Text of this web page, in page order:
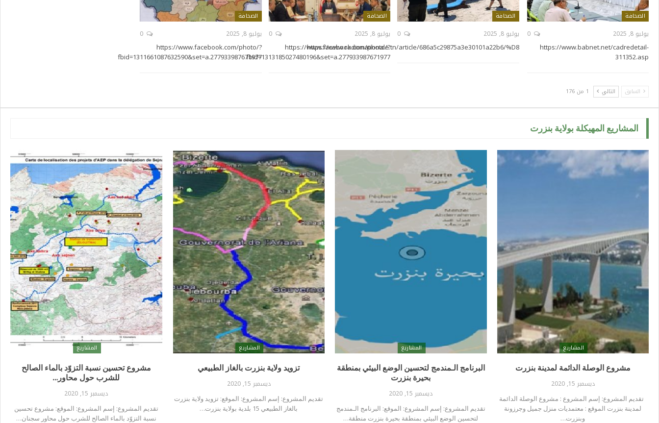
الصحافة
يوليو 8, 2025 0
https://www.babnet.net/cadredetail-
311352.asp
الصحافة
يوليو 8, 2025
https://www.radionationale.tn/article/686a5c29875a3e30101a22b6/%D8
الصحافة
يوليو 8, 2025 0
https://www.facebook.com/photo/?
fbid=1313185027480196&set=a.277933987671977
الصحافة
يوليو 8, 2025
https://www.facebook.com/photo/?
fbid=1311661087632590&set=a.277933987671977
السابق التالي 1 من 176
المشاريع المهيكلة بولاية بنزرت
المشاريع
مشروع الوصلة الدائمة لمدينة بنزرت
ديسمبر 15, 2020
تقديم المشروع: إسم المشروع : مشروع الوصلة الدائمة
لمدينة بنزرت الموقع : معتمديات منزل جميل وجرزونة
وبنزرت…
المشاريع
البرنامج الـمندمج لتحسين الوضع البيئي بمنطقة
بحيرة بنزرت
ديسمبر 15, 2020
تقديم المشروع: إسم المشروع: الموقع: البرنامج الـمندمج
لتحسين الوضع البيئي بمنطقة بحيرة بنزرت منطقة…
المشاريع
تزويد ولاية بنزرت بالغاز الطبيعي
ديسمبر 15, 2020
تقديم المشروع: إسم المشروع: الموقع: تزويد ولاية بنزرت
بالغاز الطبيعي 15 بلدية بولاية بنزرت…
المشاريع
مشروع تحسين نسبة التزوّد بالماء الصالح
للشرب حول محاور…
ديسمبر 15, 2020
تقديم المشروع: إسم المشروع: الموقع: مشروع تحسين
نسبة التزوّد بالماء الصالح للشرب حول محاور سجنان…